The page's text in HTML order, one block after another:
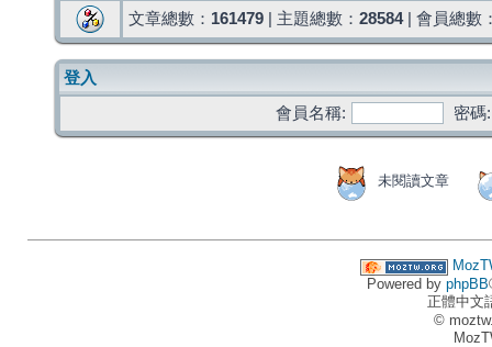
文章總數： 161479 | 主題總數： 28584| 會員總數
登入
會員名稱:
密碼:
未閱讀文章
Powered by phpBB
正體中文
©